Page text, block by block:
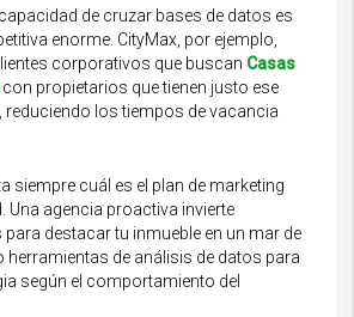
de cruzar bases de datos es
enorme. CityMax, por ejemplo,
corporativos que buscan Casas
con propietarios que tienen justo ese
reduciendo los tiempos de vacancia
siempre cuál es el plan de marketing
Una agencia proactiva invierte
destacar tu inmueble en un mar de
herramientas de análisis de datos para
según el comportamiento del